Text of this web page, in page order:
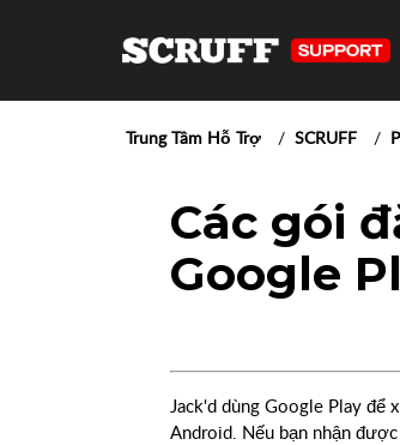
Trung Tâm Hỗ Trợ SCRUFF
Các gói
Google
Jack'd dùng Google Play để
Android. Nếu bạn nhận